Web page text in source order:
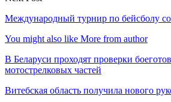
Международный турнир по бейсболу
You might also like More from author
В Беларуси проходят проверки
мотострелковых частей
Витебская область получила нового